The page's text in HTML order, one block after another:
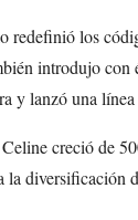
redefinió los
introdujo con
y lanzó una
creció de
diversificación